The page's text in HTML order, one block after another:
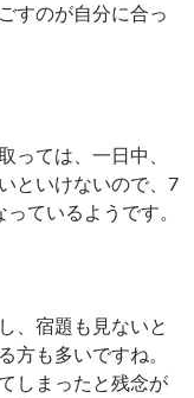
すのが自分に合っ
っては、一日中、
といけないので、7
ているようです。
、宿題も見ないと
方も多いですね。
しまったと残念が